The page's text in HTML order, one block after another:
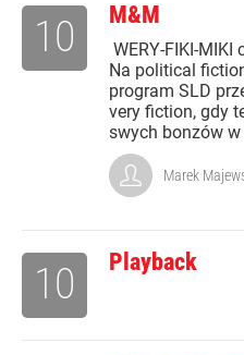
M&M
WERY-FIKI-
Na political
program SLD
very fiction, gdy
swych bonzów w
10
Marek
Playback
10